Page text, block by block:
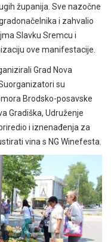
županija. Sve nazočne
i zahvalio
Slavku Sremcu i
ove manifestacije.
Grad Nova
su
Brodsko-posavske
Gradiška, Udruženje
i iznenađenja za
vina s NG Winefesta.